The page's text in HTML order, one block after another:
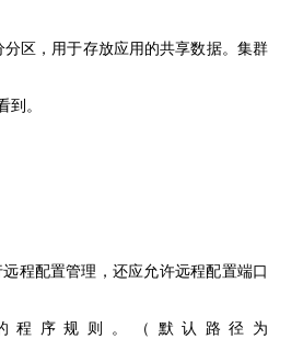
区，用于存放应用的共享数据。集群
到。
程配置管理，还应允许远程配置端口
程序规则。（默认路径为